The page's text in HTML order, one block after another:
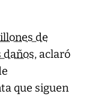
de
daños, aclaró
que siguen